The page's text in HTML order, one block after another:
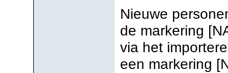
Nieuwe
de markering
via het
een markering